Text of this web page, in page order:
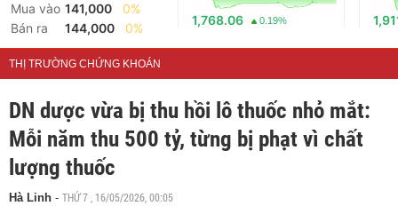
Mua vào 141,000
0%
Bán ra
144,000 0%
1,768.06 0.19%
THỊ TRƯỜNG CHỨNG KHOÁN
DN dược vừa bị thu hồi lô thuốc nhỏ mắt:
Mỗi năm thu 500 tỷ, từng bị phạt vì chất
lượng thuốc
Hà Linh - THỨ 7 , 16/05/2026, 00:05